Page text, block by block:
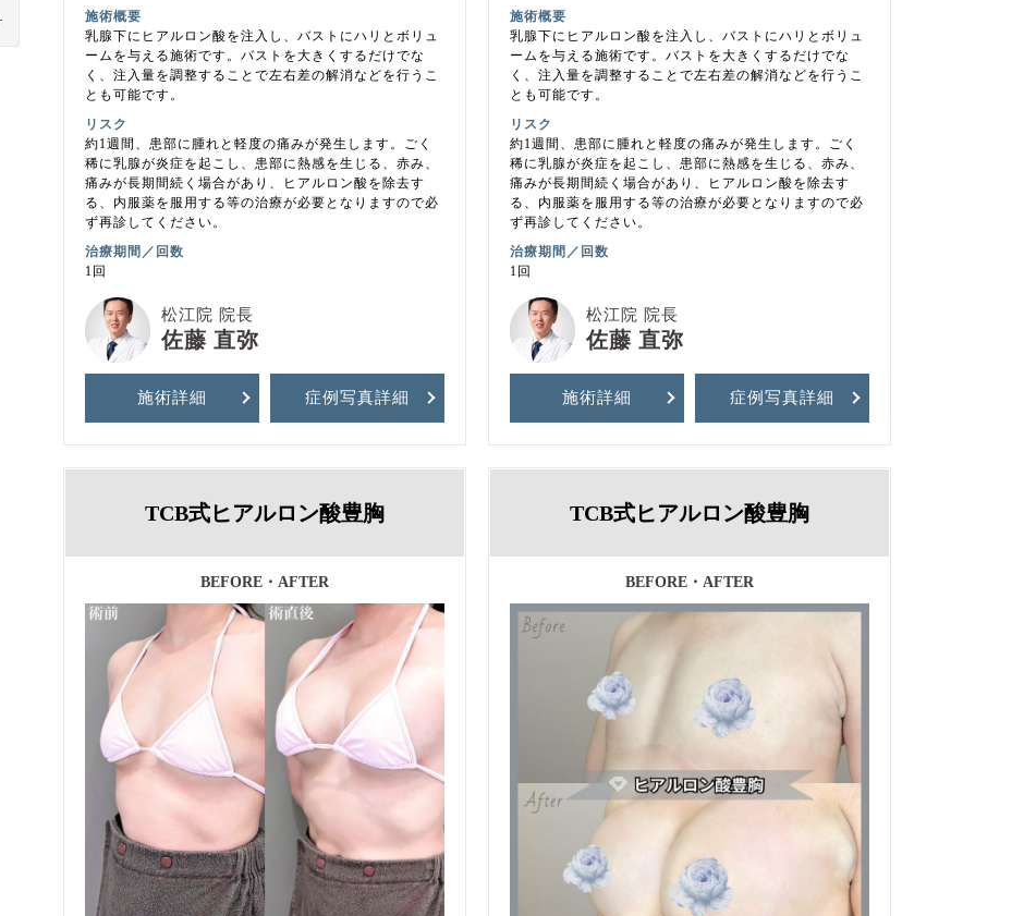
施術概要
乳腺下にヒアルロン酸を注入し、バストにハリとボリュ
ームを与える施術です。バストを大きくするだけでな
く、注入量を調整することで左右差の解消などを行うこ
とも可能です。
リスク
約1週間、患部に腫れと軽度の痛みが発生します。ごく
稀に乳腺が炎症を起こし、患部に熱感を生じる、赤み、
痛みが長期間続く場合があり、ヒアルロン酸を除去す
る、内服薬を服用する等の治療が必要となりますので必
ず再診してください。
治療期間／回数
1回
松江院 院長
佐藤 直弥
施術詳細 症例写真詳細
施術概要
乳腺下にヒアルロン酸を注入し、バストにハリとボリュ
ームを与える施術です。バストを大きくするだけでな
く、注入量を調整することで左右差の解消などを行うこ
とも可能です。
リスク
約1週間、患部に腫れと軽度の痛みが発生します。ごく
稀に乳腺が炎症を起こし、患部に熱感を生じる、赤み、
痛みが長期間続く場合があり、ヒアルロン酸を除去す
る、内服薬を服用する等の治療が必要となりますので必
ず再診してください。
治療期間／回数
1回
松江院 院長
佐藤 直弥
施術詳細 症例写真詳細
TCB式ヒアルロン酸豊胸
BEFORE・AFTER
TCB式ヒアルロン酸豊胸
BEFORE・AFTER